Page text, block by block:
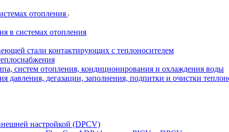
отопления
в системах отопления
стали контактирующих с теплоносителем
систем отопления, кондиционирования и охлаждения воды
дегазации, заполнения, подпитки и очистки
настройкой (DPCV)